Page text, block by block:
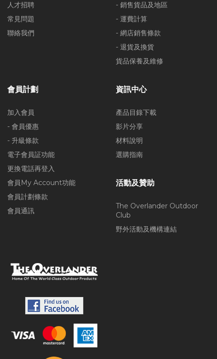
人才招聘
常見問題
聯絡我們
- 銷售貨品及地區
- 運費計算
- 網店銷售條款
- 退貨及換貨
貨品保養及維修
會員計劃
加入會員
- 會員優惠
- 升級條款
電子會員証功能
更換電話再登入
會員My Account功能
會員計劃條款
會員通訊
資訊中心
產品目錄下載
影片分享
材料說明
選購指南
活動及贊助
The Overlander Outdoor
Club
野外活動及機構連結